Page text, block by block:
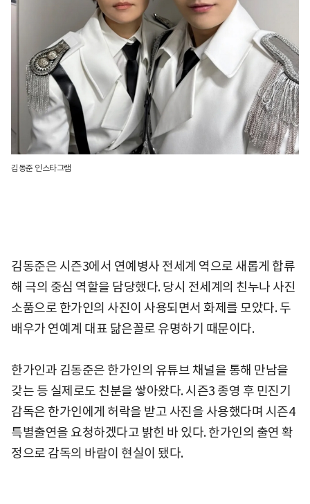
김동준 인스타그램
김동준은 시즌3에서 연예병사 전세계 역으로 새롭게 합류
해 극의 중심 역할을 담당했다. 당시 전세계의 친누나 사진
소품으로 한가인의 사진이 사용되면서 화제를 모았다. 두
배우가 연예계 대표 닮은꼴로 유명하기 때문이다.
한가인과 김동준은 한가인의 유튜브 채널을 통해 만남을
갖는 등 실제로도 친분을 쌓아왔다. 시즌3 종영 후 민진기
감독은 한가인에게 허락을 받고 사진을 사용했다며 시즌4
특별출연을 요청하겠다고 밝힌 바 있다. 한가인의 출연 확
정으로 감독의 바람이 현실이 됐다.